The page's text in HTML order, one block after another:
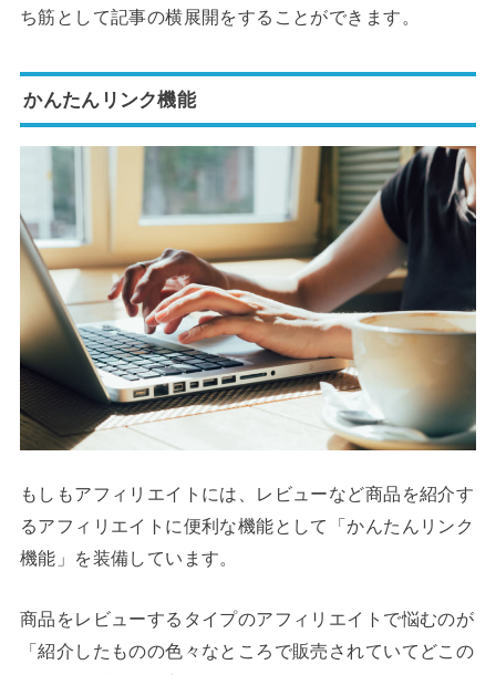
ち筋として記事の横展開をすることができます。
かんたんリンク機能
もしもアフィリエイトには、レビューなど商品を紹介す
るアフィリエイトに便利な機能として「かんたんリンク
機能」を装備しています。
商品をレビューするタイプのアフィリエイトで悩むのが
「紹介したものの色々なところで販売されていてどこの